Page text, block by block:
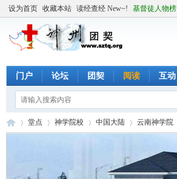
设为首页 收藏本站 读经查经 New~! 基督徒人物榜
门户 论坛 团契 阅读 互动
堂点 神学院校 中国大陆
›
云南神学院